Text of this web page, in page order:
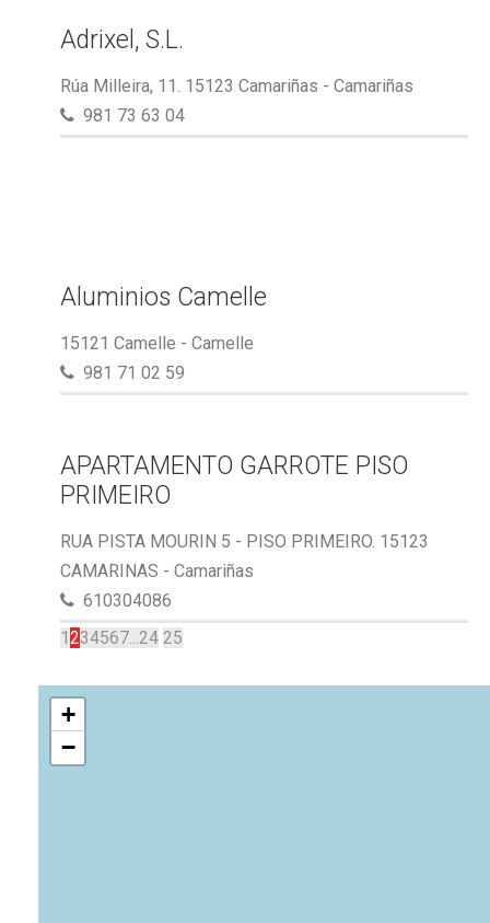
Adrixel, S.L.
Rúa Milleira, 11. 15123 Camariñas - Camariñas
981 73 63 04
Aluminios Camelle
15121 Camelle - Camelle
981 71 02 59
APARTAMENTO GARROTE PISO
PRIMEIRO
RUA PISTA MOURIN 5 - PISO PRIMEIRO. 15123
CAMARINAS - Camariñas
610304086
1234567...24 25
+
−